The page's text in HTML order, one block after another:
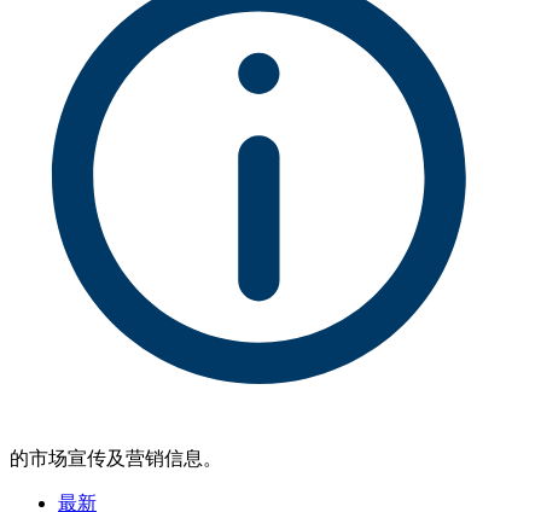
的市场宣传及营销信息。
最新